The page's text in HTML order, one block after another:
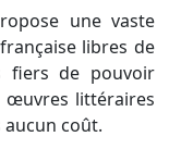
une vaste
libres de
fiers de pouvoir
œuvres littéraires
coût.